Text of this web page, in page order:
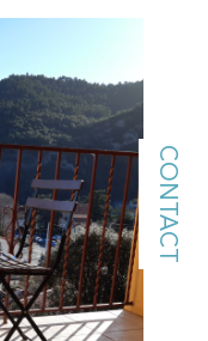
CONTACT